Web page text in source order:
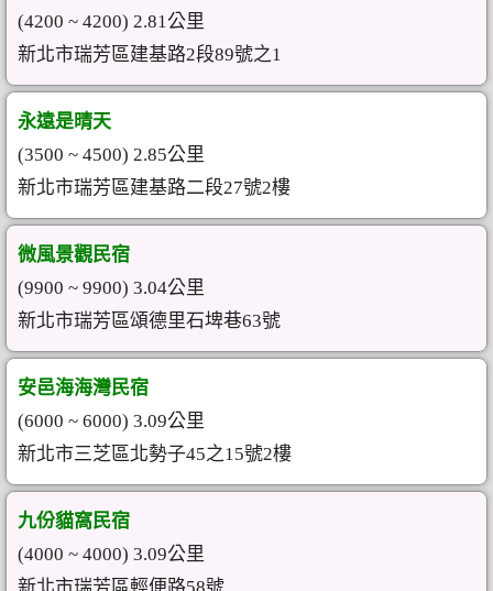
(4200 ~ 4200) 2.81公里
新北市瑞芳區建基路2段89號之1
永遠是晴天
(3500 ~ 4500) 2.85公里
新北市瑞芳區建基路二段27號2樓
微風景觀民宿
(9900 ~ 9900) 3.04公里
新北市瑞芳區頌德里石埤巷63號
安邑海海灣民宿
(6000 ~ 6000) 3.09公里
新北市三芝區北勢子45之15號2樓
九份貓窩民宿
(4000 ~ 4000) 3.09公里